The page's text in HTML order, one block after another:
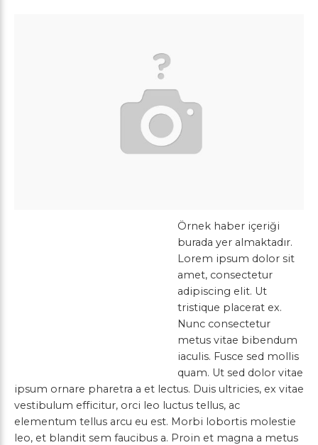
Örnek haber içeriği
burada yer almaktadır.
Lorem ipsum dolor sit
amet, consectetur
adipiscing elit. Ut
tristique placerat ex.
Nunc consectetur
metus vitae bibendum
iaculis. Fusce sed mollis
quam. Ut sed dolor vitae
ipsum ornare pharetra a et lectus. Duis ultricies, ex vitae
vestibulum efficitur, orci leo luctus tellus, ac
elementum tellus arcu eu est. Morbi lobortis molestie
leo, et blandit sem faucibus a. Proin et magna a metus